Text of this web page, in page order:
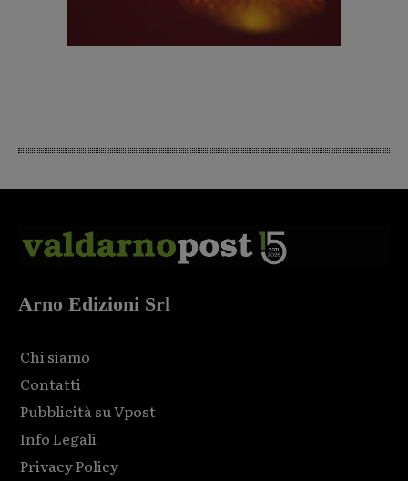
Arno Edizioni Srl
Chi siamo
Contatti
Pubblicità su Vpost
Info Legali
Privacy Policy